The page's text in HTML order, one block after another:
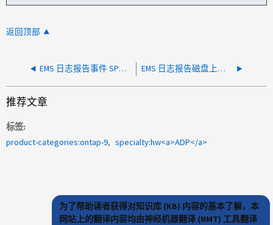
返回顶部
EMS 日志报告事件 SPmd ： spm.mgwd.process.exit EMS 日志报告磁盘上的 "scsi cmd checkCondition" 错误
推荐文章
标签
product-categories:ontap-9
specialty:hw<a>ADP</a>
为了帮助读者获得对知识库 (KB) 内容的基本了解，本
网站上的翻译内容均由神经机器翻译 (NMT) 工具翻译